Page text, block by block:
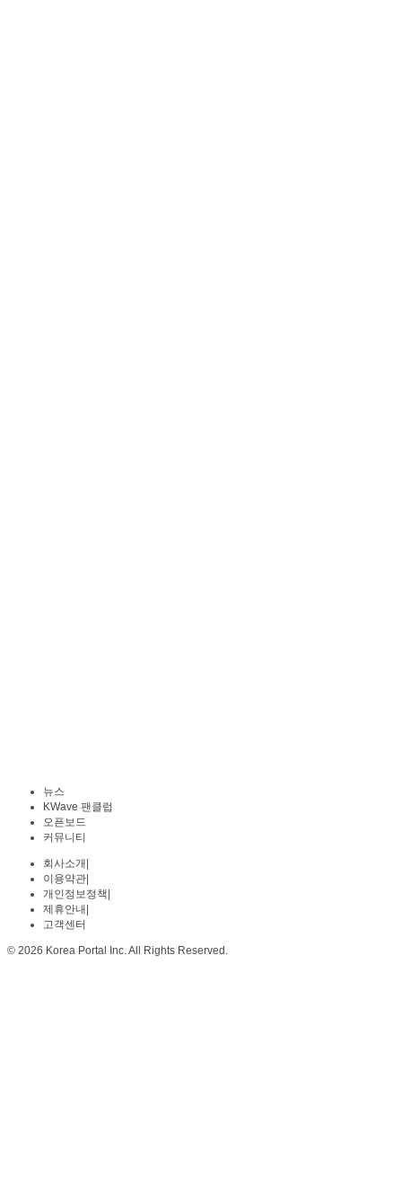
뉴스
KWave 팬클럽
오픈보드
커뮤니티
회사소개
이용약관
개인정보정책
제휴안내
고객센터
© 2026 Korea Portal Inc. All Rights Reserved.